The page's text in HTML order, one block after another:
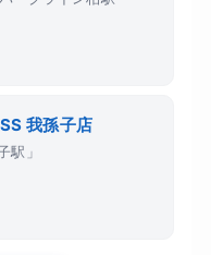
我孫子店
駅」